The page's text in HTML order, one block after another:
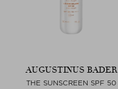
AUGUSTINUS BADER
THE SUNSCREEN SPF 50